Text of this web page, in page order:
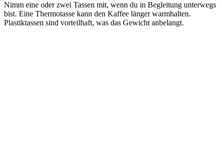
Nimm eine oder zwei Tassen mit, wenn du in Begleitung unterwegs
bist. Eine Thermotasse kann den Kaffee länger warmhalten.
Plastiktassen sind vorteilhaft, was das Gewicht anbelangt.